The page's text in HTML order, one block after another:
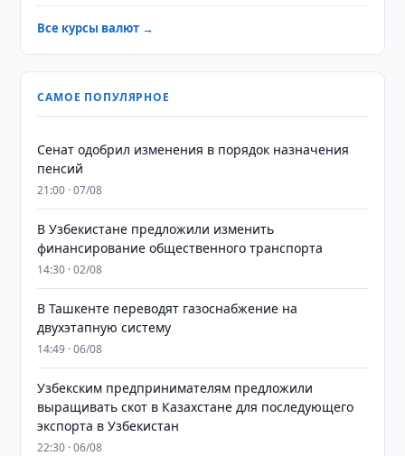
Все курсы валют →
САМОЕ ПОПУЛЯРНОЕ
Сенат одобрил изменения в порядок назначения
пенсий
21:00 · 07/08
В Узбекистане предложили изменить
финансирование общественного транспорта
14:30 · 02/08
В Ташкенте переводят газоснабжение на
двухэтапную систему
14:49 · 06/08
Узбекским предпринимателям предложили
выращивать скот в Казахстане для последующего
экспорта в Узбекистан
22:30 · 06/08